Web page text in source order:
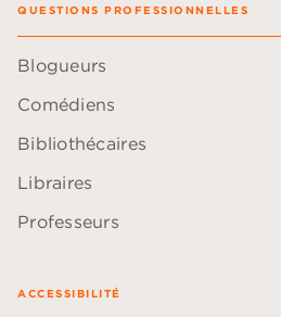
QUESTIONS PROFESSIONNELLES
Blogueurs
Comédiens
Bibliothécaires
Libraires
Professeurs
ACCESSIBILITÉ